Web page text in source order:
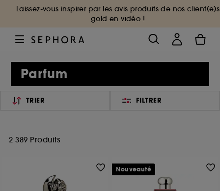
Laissez-vous inspirer par les avis produits de nos client(e)s
gold en vidéo !
Parfum
TRIER FILTRER
2 389 Produits
Nouveauté